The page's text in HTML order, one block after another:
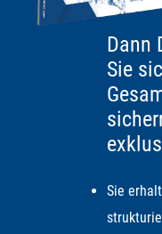
Dann
Sie
Sie